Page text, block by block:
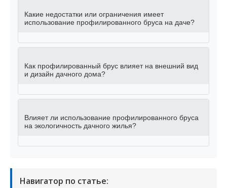
Какие недостатки или ограничения имеет
использование профилированного бруса на даче?
Как профилированный брус влияет на внешний вид
и дизайн дачного дома?
Влияет ли использование профилированного бруса
на экологичность дачного жилья?
Навигатор по статье: